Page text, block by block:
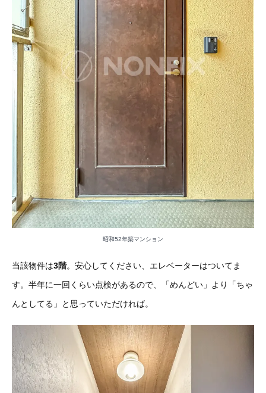
昭和52年築マンション
当該物件は3階。安心してください、エレベーターはついてま
す。半年に一回くらい点検があるので、「めんどい」より「ちゃ
んとしてる」と思っていただければ。